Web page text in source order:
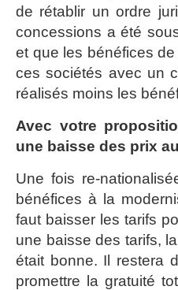
de rétablir un ordre
concessions a été
et que les bénéfices
ces sociétés avec un
réalisés moins les
Avec votre
une baisse des prix
Une fois re-
bénéfices à la
faut baisser les tarifs
une baisse des tarifs,
était bonne. Il restera
promettre la gratuité